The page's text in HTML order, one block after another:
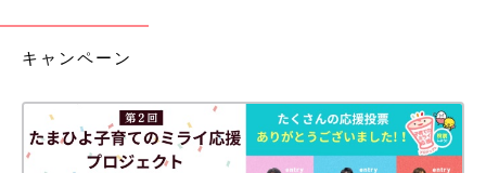
キャンペーン